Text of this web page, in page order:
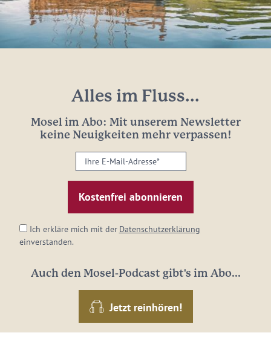
Alles im Fluss...
Mosel im Abo: Mit unserem Newsletter
keine Neuigkeiten mehr verpassen!
Ihre
E-
Mail-
Adresse:
Ich erkläre mich mit der Datenschutzerklärung
einverstanden.
Auch den Mosel-Podcast gibt's im Abo...
Jetzt reinhören!